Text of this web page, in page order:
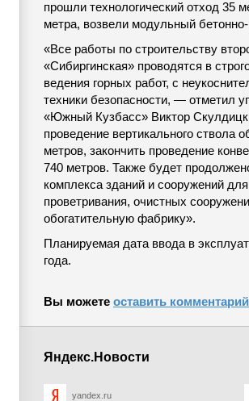
прошли технологический отход 35
метра, возвели модульный
«Все работы по строительству
«Сибиргинская» проводятся в
ведения горных работ, с
техники безопасности, — отметил
«Южный Кузбасс» Виктор
проведение вертикального ствола
метров, закончить проведение
740 метров. Также будет
комплекса зданий и сооружений для
проветривания, очистных
обогатительную фабрику».
Планируемая дата ввода в
года.
Вы можете оставить комментарий
Яндекс.Новости
yandex.ru